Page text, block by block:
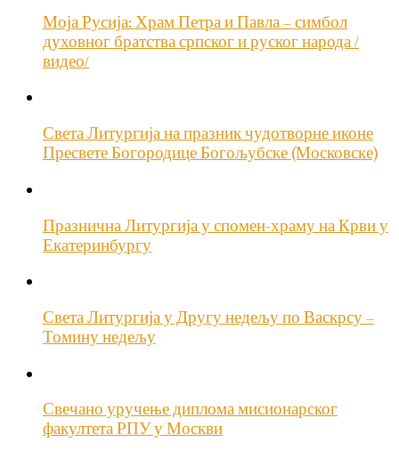
Моја Русија: Храм Петра и Павла – симбол
духовног братства српског и руског народа /
видео/
Света Литургија на празник чудотворне иконе
Пресвете Богородице Богољубске (Московске)
Празнична Литургија у спомен-храму на Крви у
Екатеринбургу
Света Литургија у Другу недељу по Васкрсу –
Томину недељу
Свечано уручење диплома мисионарског
факултета РПУ у Москви